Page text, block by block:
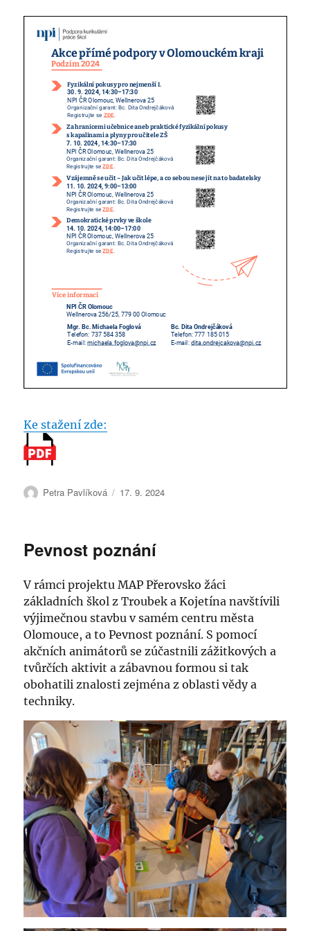
Ke stažení zde:
Autor:
Petra Pavlíková Publikováno:
17. 9. 2024
Pevnost poznání
V rámci projektu MAP Přerovsko žáci
základních škol z Troubek a Kojetína navštívili
výjimečnou stavbu v samém centru města
Olomouce, a to Pevnost poznání. S pomocí
akčních animátorů se zúčastnili zážitkových a
tvůrčích aktivit a zábavnou formou si tak
obohatili znalosti zejména z oblasti vědy a
techniky.